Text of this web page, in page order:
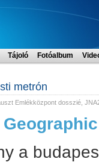
Tájoló Fotóalbum
metrón
Emlékközpont dosszié
a